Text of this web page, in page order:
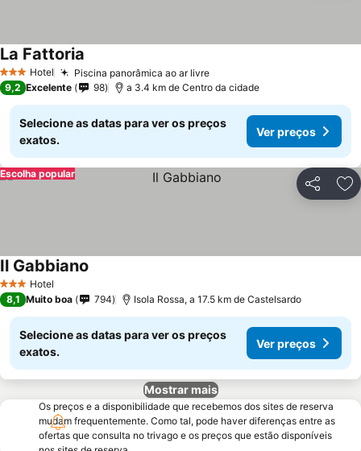
3 EstrelasHotel Piscina panorâmica ao ar livreVer preços
La Fattoria
9,2 Excelente 98 a 3.4 km de Centro da cidade
Selecione as datas para ver os preços
exatos.
Ver preços
Partilhar
Escolha popular
3 EstrelasHotel
Il Gabbiano
8,1 Muito boa 794 Isola Rossa, a 17.5 km de Castelsardo
Selecione as datas para ver os preços
exatos.
Ver preços
Mostrar mais
Os preços e a disponibilidade que recebemos dos sites de reserva
mudam frequentemente. Como tal, pode haver diferenças entre as
ofertas que consulta no trivago e os preços que estão disponíveis